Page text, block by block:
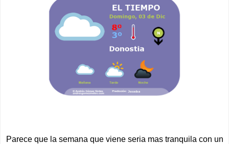
Parece que la semana que viene seria mas tranquila con un